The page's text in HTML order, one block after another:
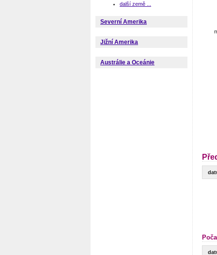
další země ...
Severní Amerika
Jižní Amerika
Austrálie a Oceánie